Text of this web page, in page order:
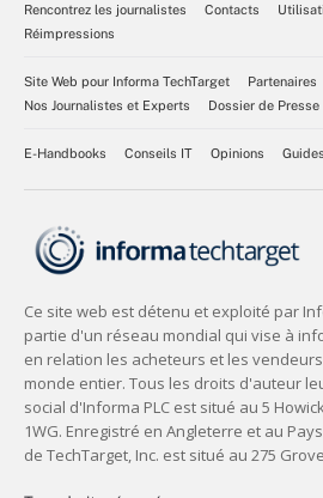
Rencontrez les journalistes
Contacts
Réimpressions
Site Web pour Informa TechTarget Partenaires
Nos Journalistes et Experts
Dossier de Presse
E-Handbooks Conseils IT Opinions